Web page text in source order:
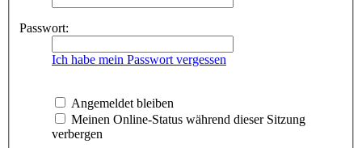
Passwort:
Ich habe mein Passwort vergessen
Angemeldet bleiben
Meinen Online-Status während dieser Sitzung
verbergen